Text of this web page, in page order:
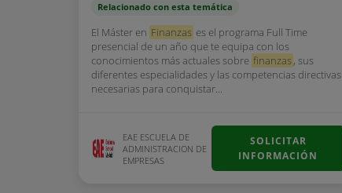
Relacionado con esta temática
El Máster en Finanzas es el programa Full Time
presencial de un año que te equipa con los
conocimientos más actuales sobre finanzas, sus
diferentes especialidades y las competencias directivas
necesarias para conquistar...
EAE ESCUELA DE
ADMINISTRACION DE
EMPRESAS
SOLICITAR
INFORMACIÓN